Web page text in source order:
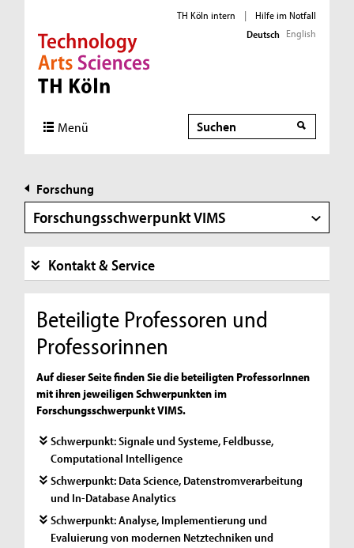
Direkt zur Hauptnavigation
Direkt zur Subnavigation
Direkt zum Inhalt
Direkt zum Fußbereich
TH Köln intern |
Hilfe im Notfall
Deutsch English
Menü Suche
Suche
Forschung
Forschungsschwerpunkt VIMS
Kontakt & Service
Beteiligte Professoren und
Professorinnen
Auf dieser Seite finden Sie die beteiligten ProfessorInnen
mit ihren jeweiligen Schwerpunkten im
Forschungsschwerpunkt VIMS.
Schwerpunkt: Signale und Systeme, Feldbusse,
Computational Intelligence
Schwerpunkt: Data Science, Datenstromverarbeitung
und In-Database Analytics
Schwerpunkt: Analyse, Implementierung und
Evaluierung von modernen Netztechniken und